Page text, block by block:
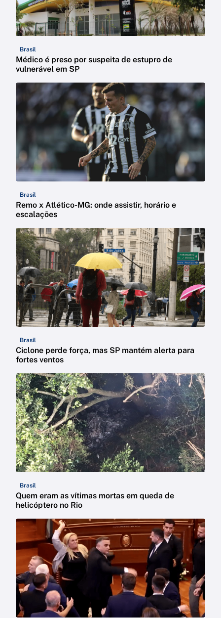
Brasil
Médico é preso por suspeita de estupro de
vulnerável em SP
Brasil
Remo x Atlético-MG: onde assistir, horário e
escalações
Brasil
Ciclone perde força, mas SP mantém alerta para
fortes ventos
Brasil
Quem eram as vítimas mortas em queda de
helicóptero no Rio